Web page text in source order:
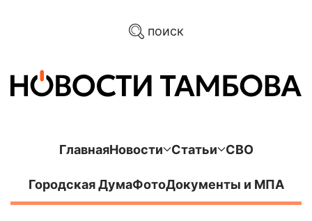
поиск
ГлавнаяНовости Статьи СВО
Городская ДумаФотоДокументы и МПА